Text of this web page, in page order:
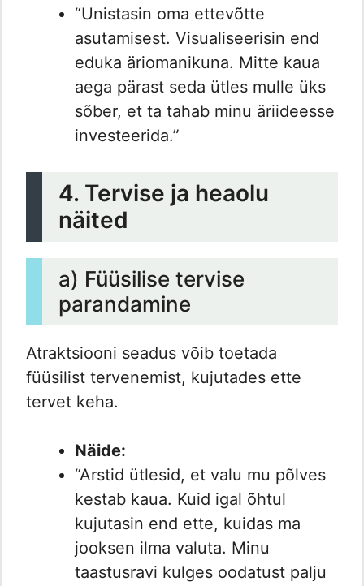
“Unistasin oma ettevõtte
asutamisest. Visualiseerisin end
eduka äriomanikuna. Mitte kaua
aega pärast seda ütles mulle üks
sõber, et ta tahab minu äriideesse
investeerida.”
4. Tervise ja heaolu
näited
a) Füüsilise tervise
parandamine
Atraktsiooni seadus võib toetada
füüsilist tervenemist, kujutades ette
tervet keha.
Näide:
“Arstid ütlesid, et valu mu põlves
kestab kaua. Kuid igal õhtul
kujutasin end ette, kuidas ma
jooksen ilma valuta. Minu
taastusravi kulges oodatust palju